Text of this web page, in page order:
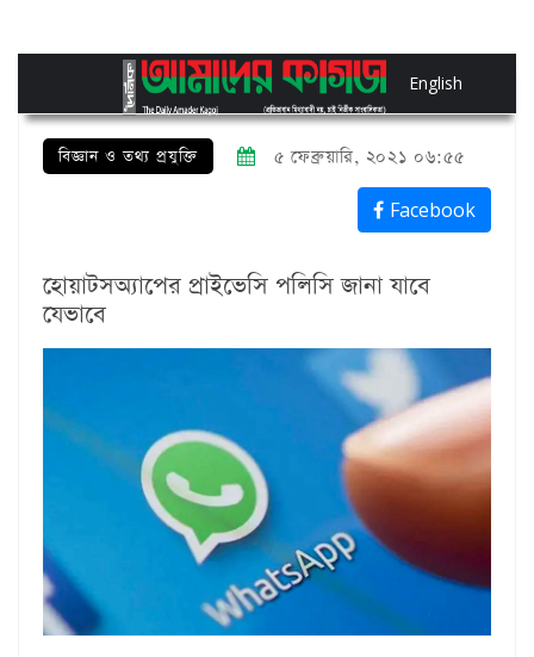
English
বিজ্ঞান ও তথ্য প্রযুক্তি ৫ ফেব্রুয়ারি, ২০২১ ০৬:৫৫
Facebook
হোয়াটসঅ্যাপের প্রাইভেসি পলিসি জানা যাবে
যেভাবে